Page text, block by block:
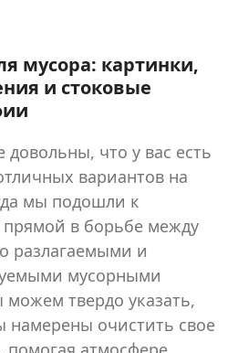
мусора: картинки,
и стоковые
довольны, что у вас есть
вариантов на
мы подошли к
в борьбе между
разлагаемыми и
мусорными
твердо указать,
намерены очистить свое